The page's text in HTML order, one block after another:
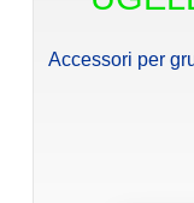
Accessori per